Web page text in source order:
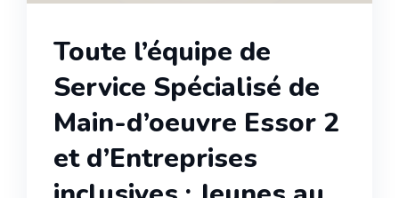
Toute l’équipe de
Service Spécialisé de
Main-d’oeuvre Essor 2
et d’Entreprises